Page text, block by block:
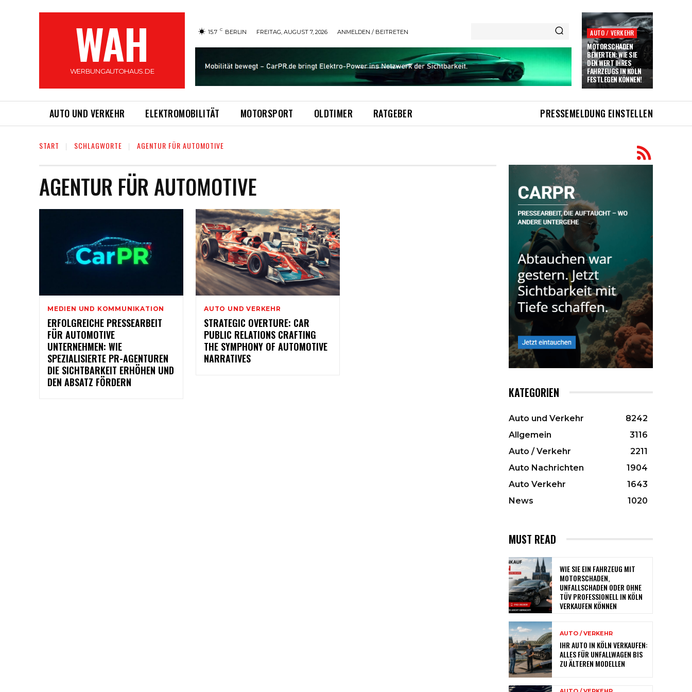
WAH
WERBUNGAUTOHAUS.DE
15.7 C BERLIN FREITAG, AUGUST 7, 2026 ANMELDEN / BEITRETEN AUTO / VERKEHR
MOTORSCHADEN
BEWERTEN: WIE SIE
DEN WERT IHRES
FAHRZEUGS IN KÖLN
FESTLEGEN KÖNNEN!
AUTO UND VERKEHR ELEKTROMOBILITÄT MOTORSPORT OLDTIMER RATGEBER PRESSEMELDUNG EINSTELLEN
START SCHLAGWORTE AGENTUR FÜR AUTOMOTIVE
AGENTUR FÜR AUTOMOTIVE
MEDIEN UND KOMMUNIKATION
ERFOLGREICHE PRESSEARBEIT
FÜR AUTOMOTIVE
UNTERNEHMEN: WIE
SPEZIALISIERTE PR-AGENTUREN
DIE SICHTBARKEIT ERHÖHEN UND
DEN ABSATZ FÖRDERN
AUTO UND VERKEHR
STRATEGIC OVERTURE: CAR
PUBLIC RELATIONS CRAFTING
THE SYMPHONY OF AUTOMOTIVE
NARRATIVES
KATEGORIEN
Auto und Verkehr
8242
Allgemein
3116
Auto / Verkehr
2211
Auto Nachrichten
1904
Auto Verkehr
1643
News
1020
MUST READ
WIE SIE EIN FAHRZEUG MIT
MOTORSCHADEN,
UNFALLSCHADEN ODER OHNE
TÜV PROFESSIONELL IN KÖLN
VERKAUFEN KÖNNEN
AUTO / VERKEHR
IHR AUTO IN KÖLN VERKAUFEN:
ALLES FÜR UNFALLWAGEN BIS
ZU ÄLTEREN MODELLEN